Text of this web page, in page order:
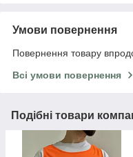
Умови повернення
Повернення товару
Всі умови повернення
Подібні товари